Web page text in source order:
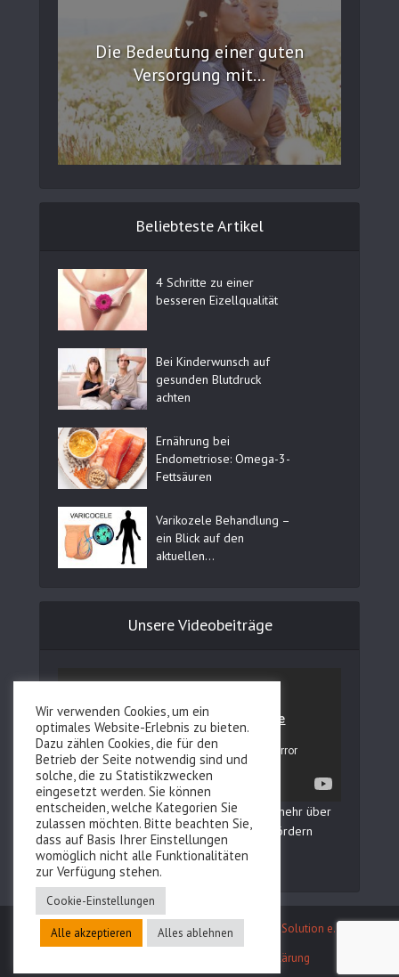
Die Bedeutung einer guten
Versorgung mit...
Beliebteste Artikel
4 Schritte zu einer
besseren Eizellqualität
Bei Kinderwunsch auf
gesunden Blutdruck
achten
Ernährung bei
Endometriose: Omega-3-
Fettsäuren
Varikozele Behandlung –
ein Blick auf den
aktuellen...
Unsere Videobeiträge
In unserem YouTube Kanal erfahren Sie mehr über
Fertilovit und wie Sie Ihre Fruchtbarkeit fördern
können!
Entwicklung des Webauftritts durchReboot IT Solution e.U.
Datenschutzerklärung
Wir verwenden Cookies, um ein
optimales Website-Erlebnis zu bieten.
Dazu zählen Cookies, die für den
Betrieb der Seite notwendig sind und
solche, die zu Statistikzwecken
eingesetzt werden. Sie können
entscheiden, welche Kategorien Sie
zulassen möchten. Bitte beachten Sie,
dass auf Basis Ihrer Einstellungen
womöglich nicht alle Funktionalitäten
zur Verfügung stehen.
Cookie-Einstellungen
Alle akzeptieren Alles ablehnen